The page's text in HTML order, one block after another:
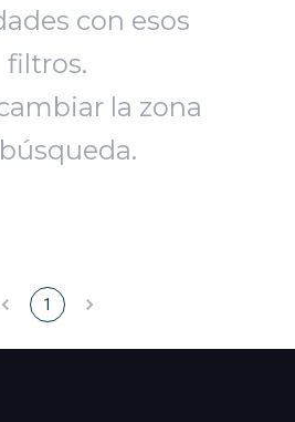
con esos
filtros.
la zona
1